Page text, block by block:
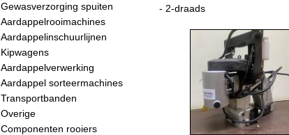
Gewasverzorging spuiten
Aardappelrooimachines
Aardappelinschuurlijnen
Kipwagens
Aardappelverwerking
Aardappel sorteermachines
Transportbanden
Overige
Componenten rooiers
- 2-draads